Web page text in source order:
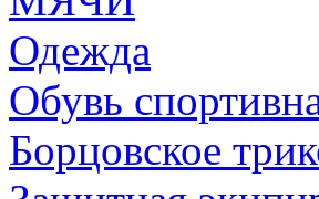
Одежда
Обувь
Борцовское